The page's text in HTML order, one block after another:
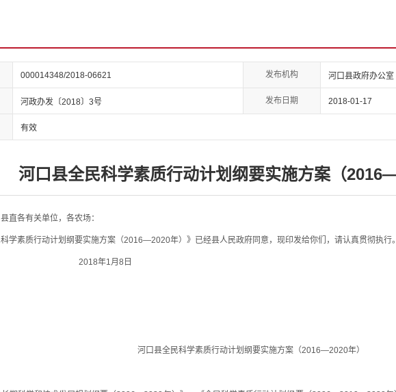
000014348/2018-06621 发布机构 河口县政府办公室
河政办发〔2018〕3号 发布日期 2018-01-17
有效
河口县全民科学素质行动计划纲要实施方案（
直各有关单位，各农场：
素质行动计划纲要实施方案（2016—2020年）》已经县人民政府同意，现印发给你们，请认真贯彻执行。
年1月8日
河口县全民科学素质行动计划纲要实施方案（2016—2020年）